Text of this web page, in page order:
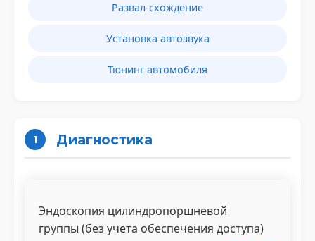
Развал-схождение
Установка автозвука
Тюнинг автомобиля
1 Диагностика
Эндоскопия цилиндропоршневой
группы (без учета обеспечения доступа)